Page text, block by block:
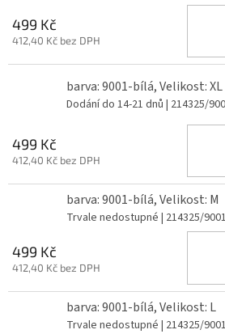
499 Kč
412,40 Kč bez DPH
barva: 9001-bílá, Velikost: XL
Dodání do 14-21 dnů | 214325/
499 Kč
412,40 Kč bez DPH
barva: 9001-bílá, Velikost: M
Trvale nedostupné | 214325/
499 Kč
412,40 Kč bez DPH
barva: 9001-bílá, Velikost: L
Trvale nedostupné | 214325/